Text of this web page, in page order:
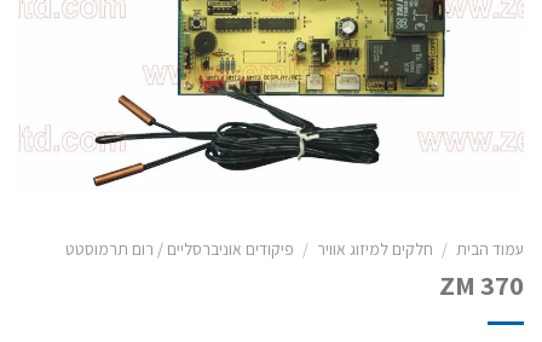
עמוד הבית / חלקים למיזוג אוויר / פיקודים אוניברסליים / רום תרמוסטט
ZM 370